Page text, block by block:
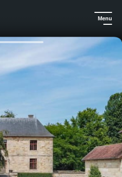
Menu
Est Gästezimmer La Maison Forte